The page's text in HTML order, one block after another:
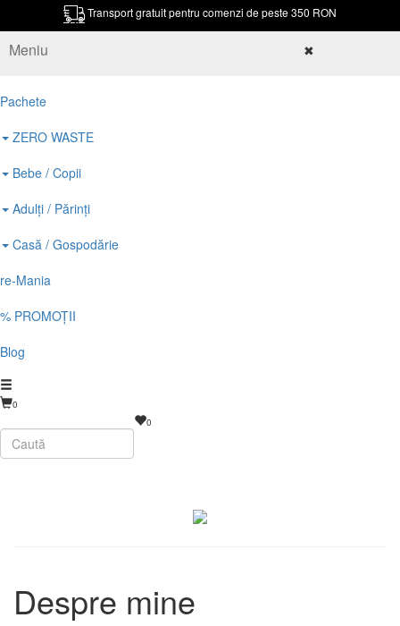
Transport gratuit pentru comenzi de peste 350 RON
Meniu ✖
Pachete
ZERO WASTE
Bebe / Copii
Adulți / Părinți
Casă / Gospodărie
re-Mania
% PROMOȚII
Blog
0
0
Despre mine